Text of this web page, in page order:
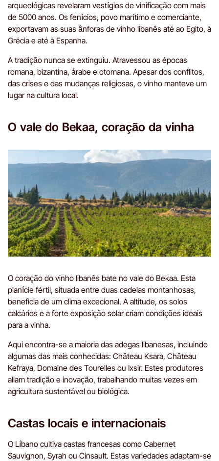
arqueológicas revelaram vestígios de vinificação com mais
de 5000 anos. Os fenícios, povo marítimo e comerciante,
exportavam as suas ânforas de vinho libanês até ao Egito, à
Grécia e até à Espanha.
A tradição nunca se extinguiu. Atravessou as épocas
romana, bizantina, árabe e otomana. Apesar dos conflitos,
das crises e das mudanças religiosas, o vinho manteve um
lugar na cultura local.
O vale do Bekaa, coração da vinha
O coração do vinho libanês bate no vale do Bekaa. Esta
planície fértil, situada entre duas cadeias montanhosas,
beneficia de um clima excecional. A altitude, os solos
calcários e a forte exposição solar criam condições ideais
para a vinha.
Aqui encontra-se a maioria das adegas libanesas, incluindo
algumas das mais conhecidas: Château Ksara, Château
Kefraya, Domaine des Tourelles ou Ixsir. Estes produtores
aliam tradição e inovação, trabalhando muitas vezes em
agricultura sustentável ou biológica.
Castas locais e internacionais
O Líbano cultiva castas francesas como Cabernet
Sauvignon, Syrah ou Cinsault. Estas variedades adaptam-se